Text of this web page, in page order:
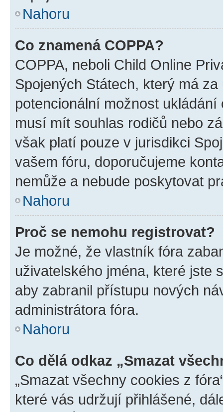
Nahoru
Co znamená COPPA?
COPPA, neboli Child Online
Spojených Státech, který má
potencionální možnost
musí mít souhlas rodičů nebo
však platí pouze v jurisdikci
vašem fóru, doporučujeme
nemůže a nebude poskytovat
Nahoru
Proč se nemohu registrovat?
Je možné, že vlastník fóra
uživatelského jména, které jste
aby zabranil přístupu nových
administrátora fóra.
Nahoru
Co dělá odkaz „Smazat
„Smazat všechny cookies z
které vás udržují přihlášené,